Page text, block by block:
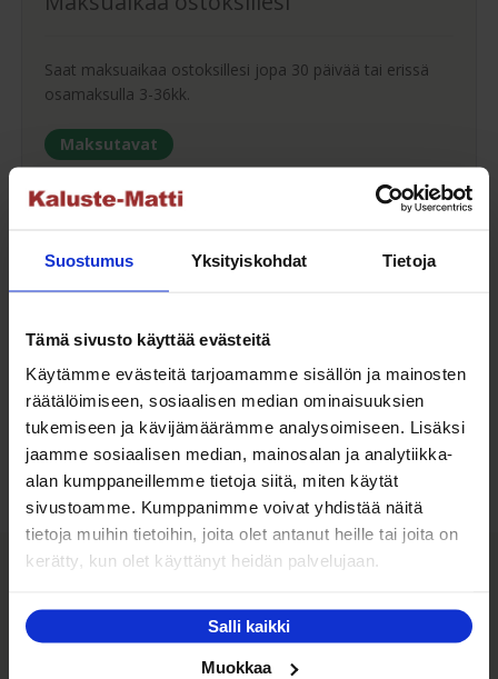
Suostumus Yksityiskohdat Tietoja
Tämä sivusto käyttää evästeitä
Käytämme evästeitä tarjoamamme sisällön ja mainosten
räätälöimiseen, sosiaalisen median ominaisuuksien
tukemiseen ja kävijämäärämme analysoimiseen. Lisäksi
jaamme sosiaalisen median, mainosalan ja analytiikka-
alan kumppaneillemme tietoja siitä, miten käytät
sivustoamme. Kumppanimme voivat yhdistää näitä
tietoja muihin tietoihin, joita olet antanut heille tai joita on
kerätty, kun olet käyttänyt heidän palvelujaan.
Salli kaikki
Muokkaa
Saat maksuaikaa ostoksillesi jopa 30 päivää tai erissä
osamaksulla 3-36kk.
Maksutavat
Oma turvallinen kuljetus
Kaluste-Matin oma kuljetus on turvallinen tapa
tuotteiden toimitukseen. Saat varmemmin tuotteet
ehjänä perille - ja vieläpä sisäänkannettuna!
Kuljetuksen hinta Suomessa alk. 59€!
Kaluste-Matti Oy
Kaluste-Matti Oy on vuonna 1994 perheyrityksenä
perustettu huonekalujen vähittäis- sekä